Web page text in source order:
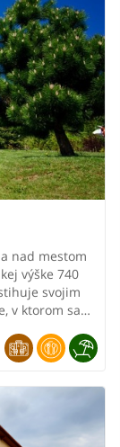
nad mestom
výške 740
v ktorom sa